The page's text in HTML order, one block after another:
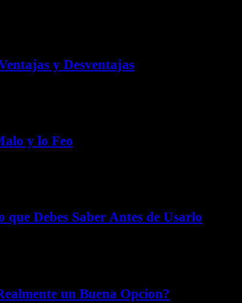
y Desventajas
y lo Feo
Debes Saber Antes de Usarlo
un Buena Opcion?